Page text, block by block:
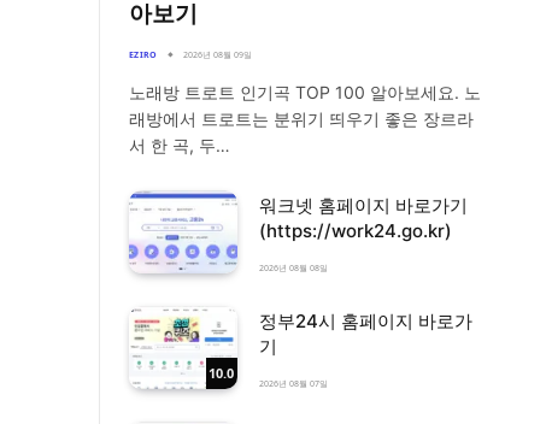
아보기
EZIRO 2026년 08월 09일
노래방 트로트 인기곡 TOP 100 알아보세요. 노
래방에서 트로트는 분위기 띄우기 좋은 장르라
서 한 곡, 두…
워크넷 홈페이지 바로가기
(https://work24.go.kr)
2026년 08월 08일
10.0
정부24시 홈페이지 바로가
기
2026년 08월 07일